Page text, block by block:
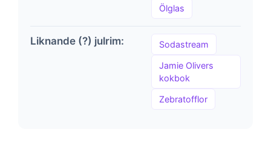
Ölglas
Liknande (?) julrim: Sodastream
Jamie Olivers
kokbok
Zebratofflor